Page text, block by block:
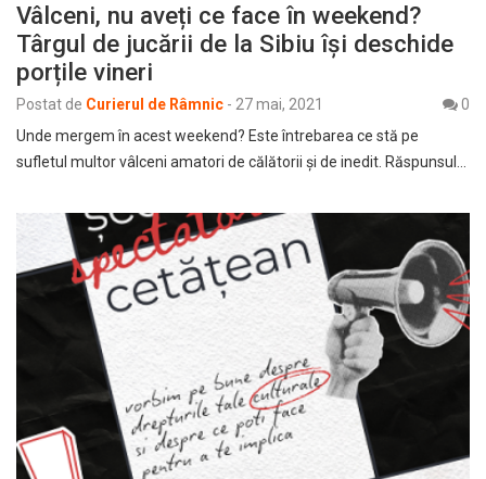
Vâlceni, nu aveți ce face în weekend?
Târgul de jucării de la Sibiu își deschide
porțile vineri
Postat de Curierul de Râmnic - 27 mai, 2021
0
Unde mergem în acest weekend? Este întrebarea ce stă pe
sufletul multor vâlceni amatori de călătorii și de inedit. Răspunsul…